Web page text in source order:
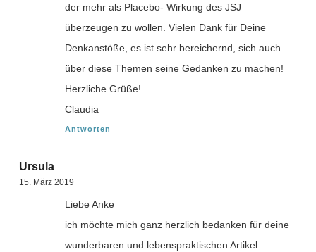
der mehr als Placebo- Wirkung des JSJ
überzeugen zu wollen. Vielen Dank für Deine
Denkanstöße, es ist sehr bereichernd, sich auch
über diese Themen seine Gedanken zu machen!
Herzliche Grüße!
Claudia
Antworten
Ursula
15. März 2019
Liebe Anke
ich möchte mich ganz herzlich bedanken für deine
wunderbaren und lebenspraktischen Artikel.